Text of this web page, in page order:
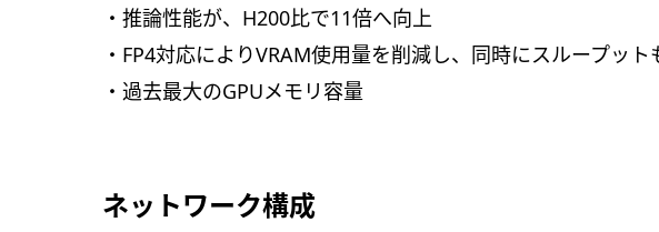
・推論性能が、H200比で11倍へ向上
・FP4対応によりVRAM使用量を削減し、同時にスループット
・過去最大のGPUメモリ容量
ネットワーク構成